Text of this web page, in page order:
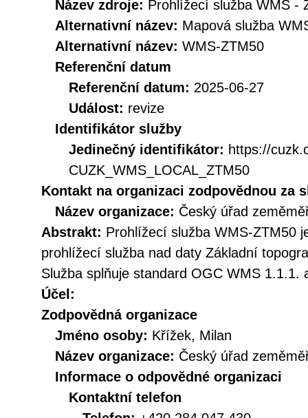
Název zdroje: Prohlížecí služba WMS -
Alternativní název: Mapová služba
Alternativní název: WMS-ZTM50
Referenční datum
Referenční datum: 2025-06-27
Událost: revize
Identifikátor služby
Jedinečný identifikátor: https://
CUZK_WMS_LOCAL_ZTM50
Kontakt na organizaci zodpovědnou za
Název organizace: Český úřad
Abstrakt: Prohlížecí služba WMS-ZTM50
prohlížecí služba nad daty Základní
Služba splňuje standard OGC WMS 1.1.1.
Účel:
Zodpovědná organizace
Jméno osoby: Křížek, Milan
Název organizace: Český úřad
Informace o odpovědné organizaci
Kontaktní telefon